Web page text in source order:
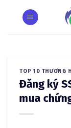
TOP 10 THƯƠNG
Đăng ký
mua